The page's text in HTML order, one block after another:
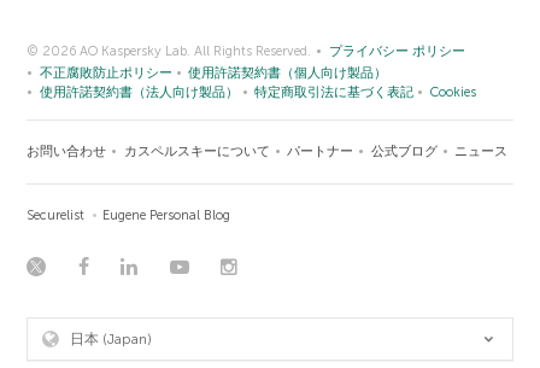
© 2026 AO Kaspersky Lab. All Rights Reserved.
プライバシー ポリシー
不正腐敗防止ポリシー
使用許諾契約書（個人向け製品）
使用許諾契約書（法人向け製品）
特定商取引法に基づく表記 Cookies
お問い合わせ カスペルスキーについて パートナー 公式ブログ ニュース
Securelist Eugene Personal Blog
日本 (Japan)